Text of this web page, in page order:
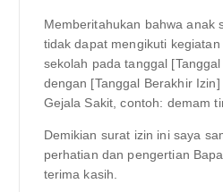
Memberitahukan bahwa anak
tidak dapat mengikuti
sekolah pada tanggal
dengan [Tanggal Berakhir
Gejala Sakit, contoh: demam
Demikian surat izin ini saya
perhatian dan pengertian
terima kasih.